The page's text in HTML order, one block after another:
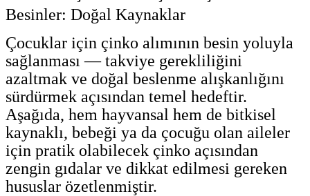
Besinler: Doğal Kaynaklar
Çocuklar için çinko alımının besin yoluyla
sağlanması — takviye gerekliliğini
azaltmak ve doğal beslenme alışkanlığını
sürdürmek açısından temel hedeftir.
Aşağıda, hem hayvansal hem de bitkisel
kaynaklı, bebeği ya da çocuğu olan aileler
için pratik olabilecek çinko açısından
zengin gıdalar ve dikkat edilmesi gereken
hususlar özetlenmiştir.